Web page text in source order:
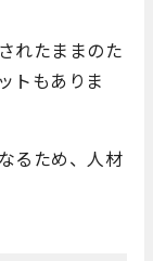
れたままのた
トもありま
るため、人材